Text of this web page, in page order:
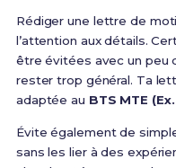
Rédiger une lettre de
l’attention aux détails.
être évitées avec un peu
rester trop général. Ta
adaptée au BTS MTE
Évite également de
sans les lier à des